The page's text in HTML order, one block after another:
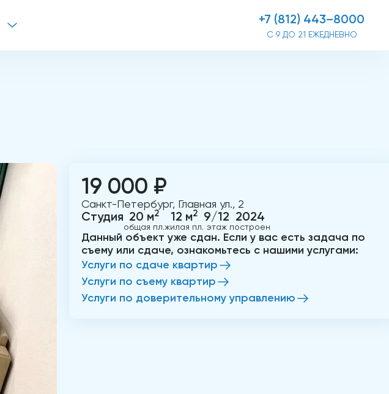
+7 (812) 443–8000
С 9 ДО 21 ЕЖЕДНЕВНО
19 000 ₽
Санкт-Петербург, Главная ул., 2
Студия 20 м2
общая пл.
12 м2
жилая пл.
9/12
этаж
2024
построен
Данный объект уже сдан. Если у вас есть задача по
съему или сдаче, ознакомьтесь с нашими услугами:
Услуги по сдаче квартир
Услуги по съему квартир
Услуги по доверительному управлению